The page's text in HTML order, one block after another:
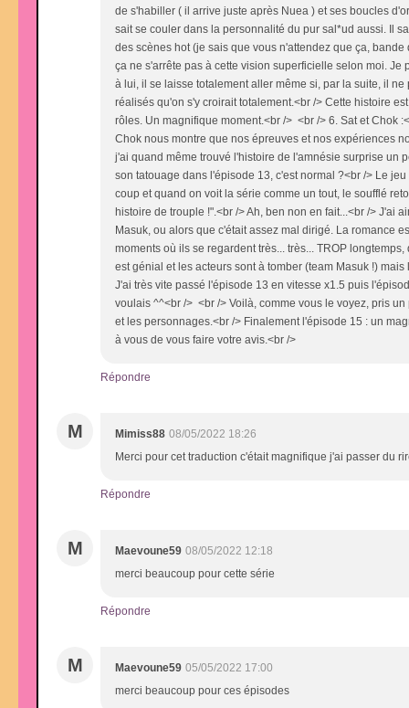
de s'habiller ( il arrive juste après Nuea ) et ses boucles
sait se couler dans la personnalité du pur sal*ud aussi. Il
des scènes hot (je sais que vous n'attendez que ça,
ça ne s'arrête pas à cette vision superficielle selon moi.
à lui, il se laisse totalement aller même si, par la suite, il
réalisés qu'on s'y croirait totalement.<br /> Cette histoire
rôles. Un magnifique moment.<br /> <br /> 6. Sat et Chok
Chok nous montre que nos épreuves et nos expériences
j'ai quand même trouvé l'histoire de l'amnésie surprise un
son tatouage dans l'épisode 13, c'est normal ?<br /> Le
coup et quand on voit la série comme un tout, le soufflé
histoire de trouple !".<br /> Ah, ben non en fait...<br /> J'ai
Masuk, ou alors que c'était assez mal dirigé. La romance
moments où ils se regardent très... très... TROP
est génial et les acteurs sont à tomber (team Masuk !)
J'ai très vite passé l'épisode 13 en vitesse x1.5 puis
voulais ^^<br /> <br /> Voilà, comme vous le voyez, pris
et les personnages.<br /> Finalement l'épisode 15 : un
à vous de vous faire votre avis.<br />
Répondre
M Mimiss88 08/05/2022 18:26
Merci pour cet traduction c'était magnifique j'ai passer du
Répondre
M Maevoune59 08/05/2022 12:18
merci beaucoup pour cette série
Répondre
M Maevoune59 05/05/2022 17:00
merci beaucoup pour ces épisodes